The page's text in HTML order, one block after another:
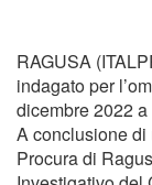
RAGUSA
indagato per
dicembre 2022
A conclusione di
Procura di